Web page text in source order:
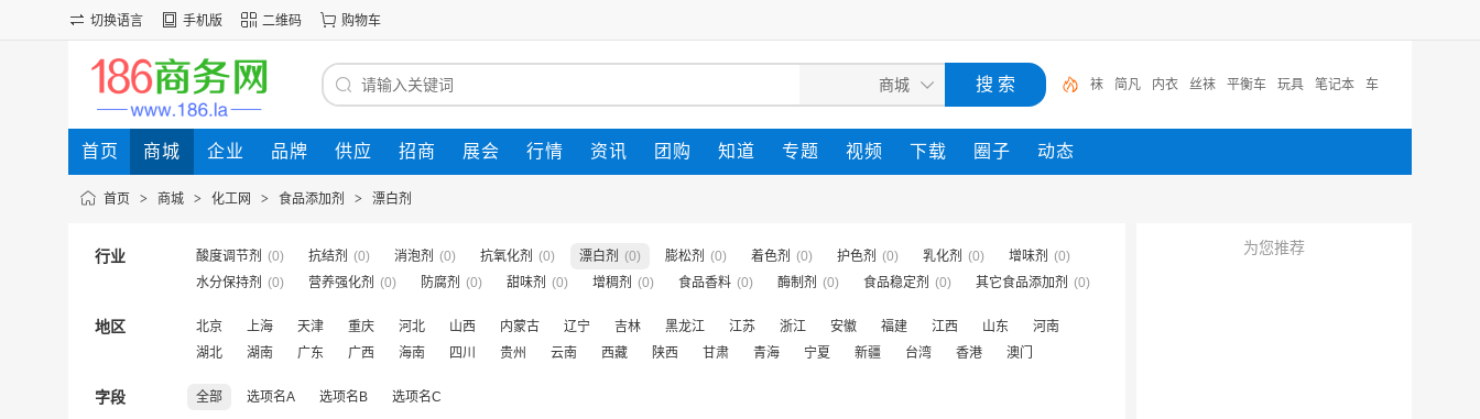
切换语言 手机版 二维码 购物车
袜 简凡 内衣 丝袜 平衡车 玩具 笔记本 车
首页 商城 企业 品牌 供应 招商 展会 行情 资讯 团购 知道 专题 视频 下载 圈子 动态
首页 > 商城 > 化工网 > 食品添加剂 > 漂白剂
行业 酸度调节剂 (0) 抗结剂 (0) 消泡剂 (0) 抗氧化剂 (0) 漂白剂 (0) 膨松剂 (0) 着色剂 (0) 护色剂 (0) 乳化剂 (0) 增味剂 (0)
水分保持剂 (0) 营养强化剂 (0) 防腐剂 (0) 甜味剂 (0) 增稠剂 (0) 食品香料 (0) 酶制剂 (0) 食品稳定剂 (0) 其它食品添加剂 (0)
地区 北京 上海 天津 重庆 河北 山西 内蒙古 辽宁 吉林 黑龙江 江苏 浙江 安徽 福建 江西 山东
河南
湖北
湖南 广东 广西 海南 四川 贵州 云南 西藏 陕西 甘肃 青海 宁夏 新疆 台湾 香港 澳门
字段 全部 选项名A 选项名B 选项名C
为您推荐